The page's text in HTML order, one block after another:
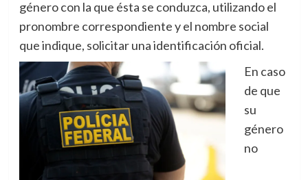
género con la que ésta se conduzca, utilizando el
pronombre correspondiente y el nombre social
que indique, solicitar una identificación oficial.
En caso
de que
su
género
no